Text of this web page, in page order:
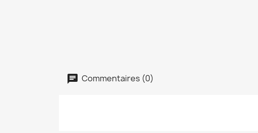
Commentaires (0)